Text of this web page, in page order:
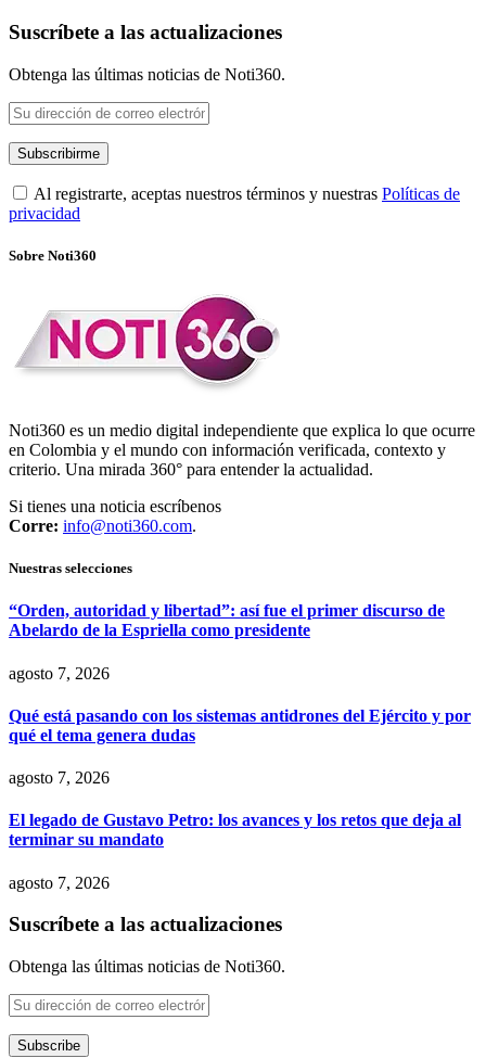
Suscríbete a las actualizaciones
Obtenga las últimas noticias de Noti360.
Al registrarte, aceptas nuestros términos y nuestras Políticas de
privacidad
Sobre Noti360
Noti360 es un medio digital independiente que explica lo que ocurre
en Colombia y el mundo con información verificada, contexto y
criterio. Una mirada 360° para entender la actualidad.
Si tienes una noticia escríbenos
Corre: info@noti360.com.
Nuestras selecciones
“Orden, autoridad y libertad”: así fue el primer discurso de
Abelardo de la Espriella como presidente
agosto 7, 2026
Qué está pasando con los sistemas antidrones del Ejército y por
qué el tema genera dudas
agosto 7, 2026
El legado de Gustavo Petro: los avances y los retos que deja al
terminar su mandato
agosto 7, 2026
Suscríbete a las actualizaciones
Obtenga las últimas noticias de Noti360.